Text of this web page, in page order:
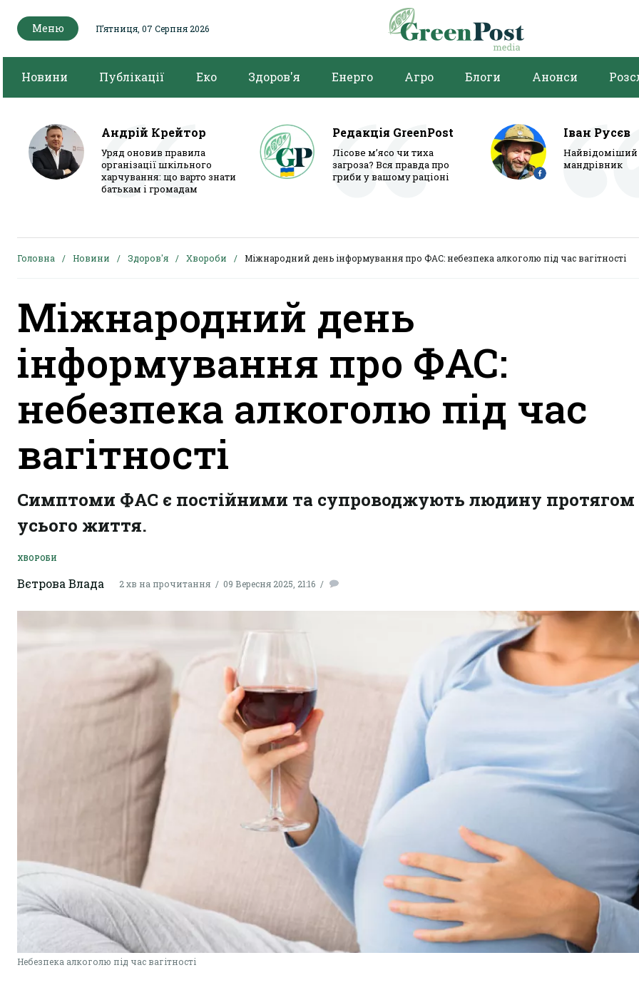
Меню Пʼятниця, 07 Серпня 2026
Новини Публікації Еко Здоров'я Енерго Агро Блоги Анонси
Андрій Крейтор
Уряд оновив правила
організації шкільного
харчування: що варто знати
батькам і громадам
Редакція GreenPost
Лісове м’ясо чи тиха
загроза? Вся правда про
гриби у вашому раціоні
Іван Русєв
Найвідоміший
мандрівник
Головна Новини Здоров'я Хвороби Міжнародний день інформування про ФАС: небезпека алкоголю під час вагітності
Міжнародний день
інформування про ФАС:
небезпека алкоголю під час
вагітності
Симптоми ФАС є постійними та супроводжують людину протягом
усього життя.
ХВОРОБИ
Вєтрова Влада 2 хв на прочитання 09 Вересня 2025, 21:16
Небезпека алкоголю під час вагітності